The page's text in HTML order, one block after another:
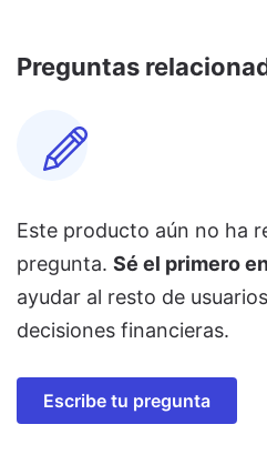
Preguntas
Este producto aún no ha
pregunta. Sé el primero
ayudar al resto de
decisiones financieras.
Escribe tu pregunta